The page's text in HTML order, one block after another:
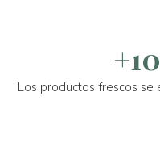
Los productos frescos se